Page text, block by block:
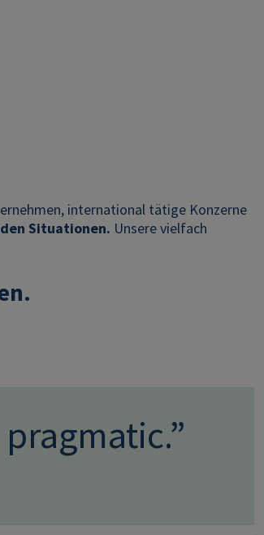
international tätige Konzerne
Situationen. Unsere vielfach